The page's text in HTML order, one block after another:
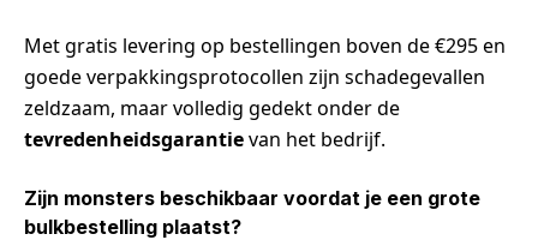
Met gratis levering op bestellingen boven de €295 en
goede verpakkingsprotocollen zijn schadegevallen
zeldzaam, maar volledig gedekt onder de
tevredenheidsgarantievan het bedrijf.
Zijn monsters beschikbaar voordat je een grote
bulkbestelling plaatst?